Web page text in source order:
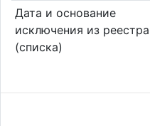
Дата и основание
исключения из реестра
(списка)